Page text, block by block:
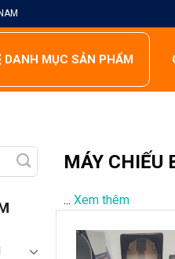
DANH MỤC SẢN PHẨM
MÁY CHIẾU
... Xem thêm